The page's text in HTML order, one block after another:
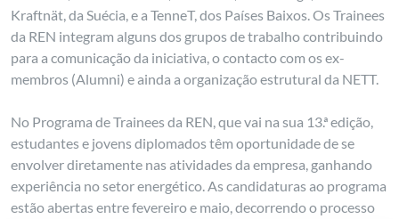
Kraftnät, da Suécia, e a TenneT, dos Países Baixos. Os Trainees
da REN integram alguns dos grupos de trabalho contribuindo
para a comunicação da iniciativa, o contacto com os ex-
membros (Alumni) e ainda a organização estrutural da NETT.
No Programa de Trainees da REN, que vai na sua 13.ª edição,
estudantes e jovens diplomados têm oportunidade de se
envolver diretamente nas atividades da empresa, ganhando
experiência no setor energético. As candidaturas ao programa
estão abertas entre fevereiro e maio, decorrendo o processo